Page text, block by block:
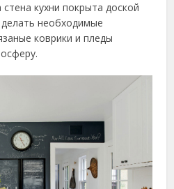
кухни покрыта доской
необходимые
коврики и пледы